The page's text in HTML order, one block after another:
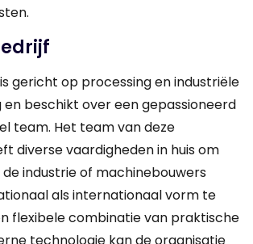
gericht op processing en industriële
beschikt over een gepassioneerd
team. Het team van deze
diverse vaardigheden in huis om
industrie of machinebouwers
als internationaal vorm te
flexibele combinatie van praktische